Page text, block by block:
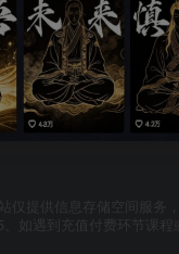
仅提供信息存储空间服
如遇到充值付费环节课